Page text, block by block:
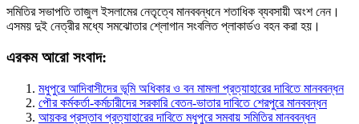
সমিতির সভাপতি তাজুল ইসলামের নেতৃত্বে মানববন্ধনে শতাধিক ব্যবসায়ী অংশ নেন।
এসময় দুই নেত্রীর মধ্যে সমঝোতার শ্লোগান সংবলিত প্লাকার্ডও বহন করা হয়।
এরকম আরো সংবাদ:
মধুপুরে আদিবাসীদের ভূমি অধিকার ও বন মামলা প্রত্যাহারের দাবিতে মানববন্ধন
পৌর কর্মকর্তা-কর্মচারীদের সরকারি বেতন-ভাতার দাবিতে শেরপুরে মানববন্ধন
আয়কর প্রস্তাব প্রত্যাহারের দাবিতে মধুপুরে সমবায় সমিতির মানববন্ধন